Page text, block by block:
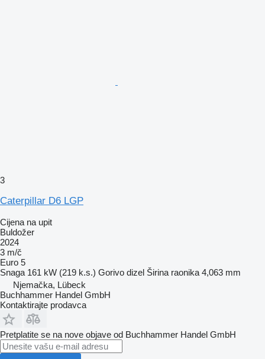
3
Caterpillar D6 LGP
Cijena na upit
Buldožer
2024
3 m/č
Euro 5
Snaga 161 kW (219 k.s.) Gorivo dizel Širina raonika 4,063 mm
Njemačka, Lübeck
Buchhammer Handel GmbH
Kontaktirajte prodavca
Pretplatite se na nove objave od Buchhammer Handel GmbH